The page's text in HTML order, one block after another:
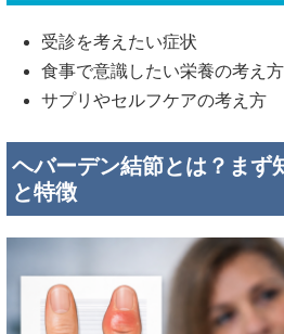
受診を考えたい症状
食事で意識したい栄養の考え方
サプリやセルフケアの考え方
ヘバーデン結節とは？まず
と特徴